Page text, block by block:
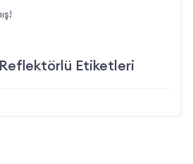
Etiketleri